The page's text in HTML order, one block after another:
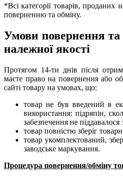
*Всі категорії товарів, проданих
поверненню та обміну.
Умови повернення та
належної якості
Протягом 14-ти днів після
маєте право на повернення або
сайті товару на умовах, що:
товар не був введений в
використання: підряпін,
забезпечення не піддавалося
товар повністю зберіг
товар укомплектований,
заводське маркування.
Процедура повернення/обміну